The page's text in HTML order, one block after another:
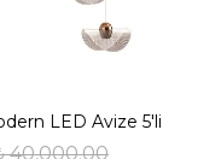
LED Avize 5'li
40,000.00